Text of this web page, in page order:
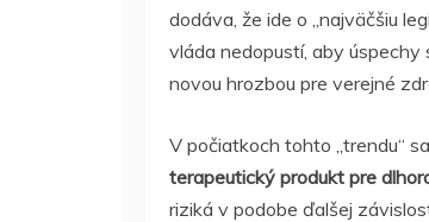
dodáva, že ide o „najväčšiu
vláda nedopustí, aby
novou hrozbou pre verejné
V počiatkoch tohto „trendu“
terapeutický produkt pre
riziká v podobe ďalšej